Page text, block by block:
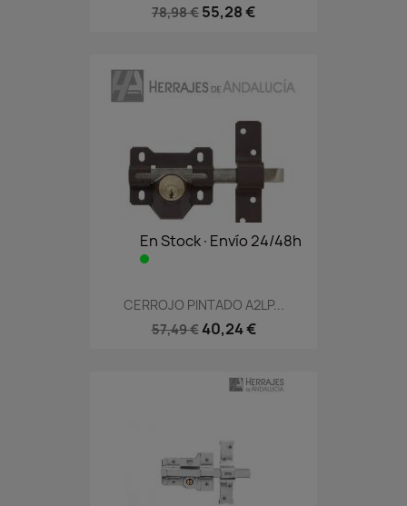
78,98 € 55,28 €
En Stock·Envío 24/48h
CERROJO PINTADO A2LP...
57,49 € 40,24 €